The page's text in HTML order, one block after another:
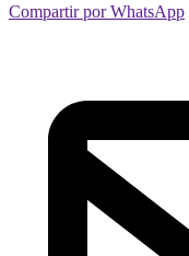
Compartir por WhatsApp